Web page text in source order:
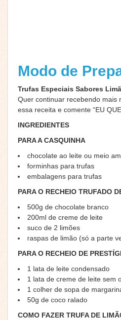
Modo de
Trufas Especiais Sabores
Quer continuar recebendo mais
essa receita e comente “EU
INGREDIENTES
PARA A CASQUINHA
chocolate ao leite ou meio
forminhas para trufas
embalagens para trufas
PARA O RECHEIO TRUFADO
500g de chocolate branco
200ml de creme de leite
suco de 2 limões
raspas de limão (só a parte
PARA O RECHEIO DE
1 lata de leite condensado
1 lata de creme de leite sem
1 colher de sopa de
50g de coco ralado
COMO FAZER TRUFA DE